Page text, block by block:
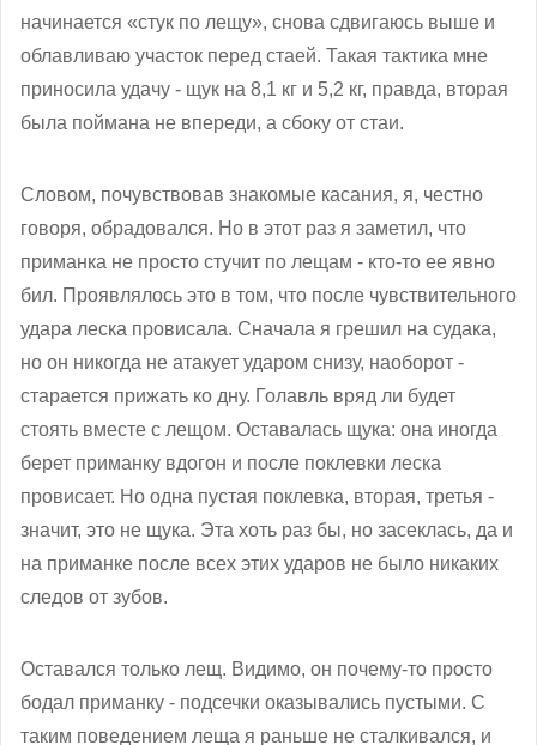
начинается «стук по лещу», снова сдвигаюсь выше и
облавливаю участок перед стаей. Такая тактика мне
приносила удачу - щук на 8,1 кг и 5,2 кг, правда, вторая
была поймана не впереди, а сбоку от стаи.
Словом, почувствовав знакомые касания, я, честно
говоря, обрадовался. Но в этот раз я заметил, что
приманка не просто стучит по лещам - кто-то ее явно
бил. Проявлялось это в том, что после чувствительного
удара леска провисала. Сначала я грешил на судака,
но он никогда не атакует ударом снизу, наоборот -
старается прижать ко дну. Голавль вряд ли будет
стоять вместе с лещом. Оставалась щука: она иногда
берет приманку вдогон и после поклевки леска
провисает. Но одна пустая поклевка, вторая, третья -
значит, это не щука. Эта хоть раз бы, но засеклась, да и
на приманке после всех этих ударов не было никаких
следов от зубов.
Оставался только лещ. Видимо, он почему-то просто
бодал приманку - подсечки оказывались пустыми. С
таким поведением леща я раньше не сталкивался, и